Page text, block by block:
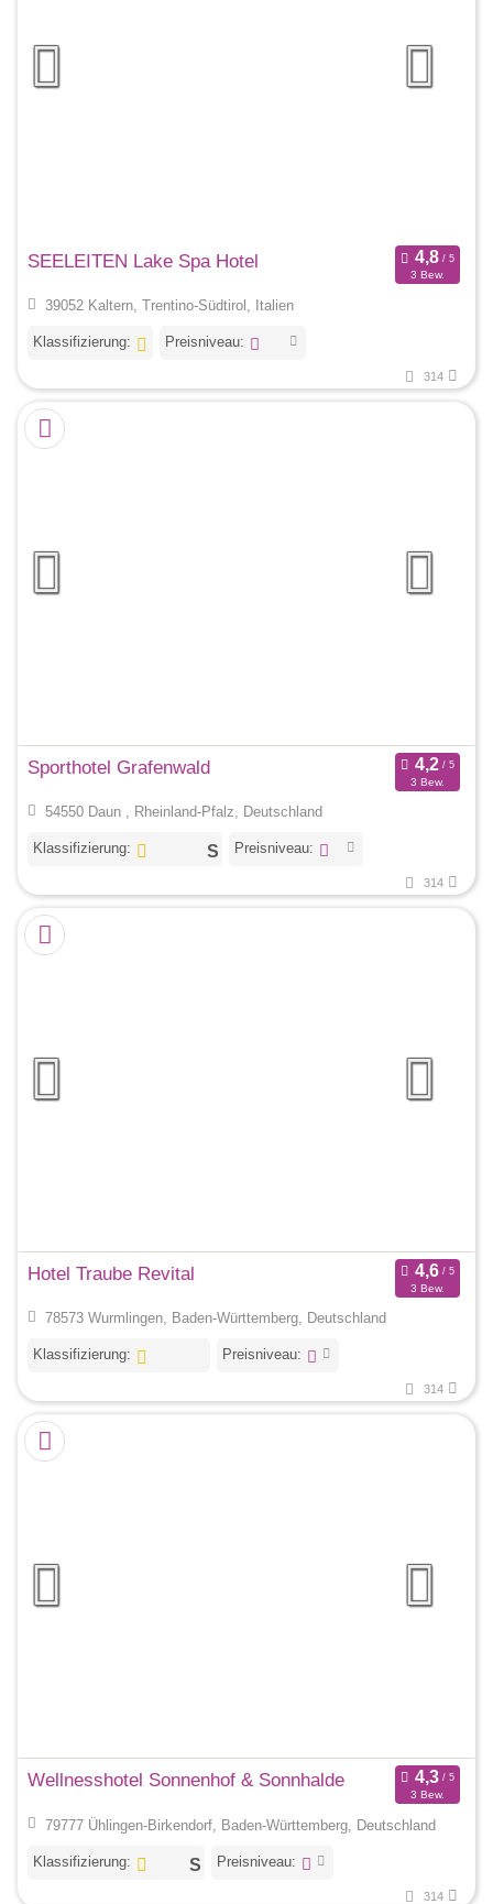
SEELEITEN Lake Spa Hotel
3 Bew.
39052 Kaltern, Trentino-Südtirol, Italien
Klassifizierung: Preisniveau:
314
Sporthotel Grafenwald
3 Bew.
54550 Daun , Rheinland-Pfalz, Deutschland
Klassifizierung: Preisniveau:
314
Hotel Traube Revital
3 Bew.
78573 Wurmlingen, Baden-Württemberg, Deutschland
Klassifizierung: Preisniveau:
314
Wellnesshotel Sonnenhof & Sonnhalde
3 Bew.
79777 Ühlingen-Birkendorf, Baden-Württemberg, Deutschland
Klassifizierung: Preisniveau:
314